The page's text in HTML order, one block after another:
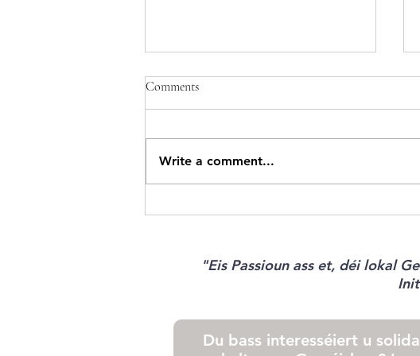
Comments
Write a comment...
"Eis Passioun ass et, déi lokal
Du bass interesséiert u